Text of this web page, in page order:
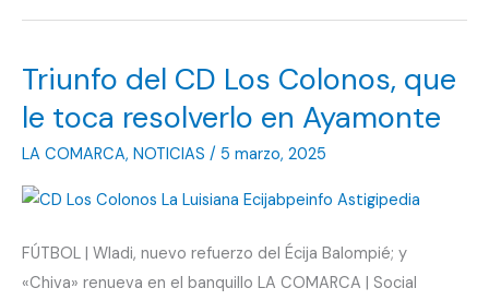
Triunfo del CD Los Colonos, que
le toca resolverlo en Ayamonte
LA COMARCA, NOTICIAS / 5 marzo, 2025
FÚTBOL | Wladi, nuevo refuerzo del Écija Balompié; y
«Chiva» renueva en el banquillo LA COMARCA | Social